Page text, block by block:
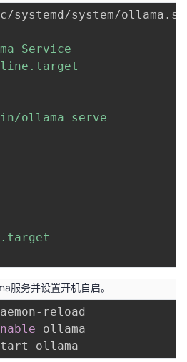
systemd/system/
Service
ollama serve
服务并设置开机自启。